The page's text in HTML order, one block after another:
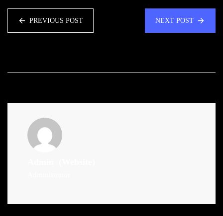
PREVIOUS POST NEXT POST